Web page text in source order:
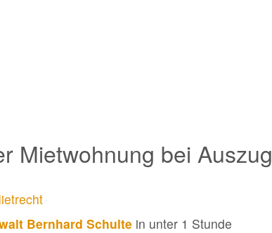
Mietwohnung bei Auszug
Bernhard Schulte in unter 1 Stunde